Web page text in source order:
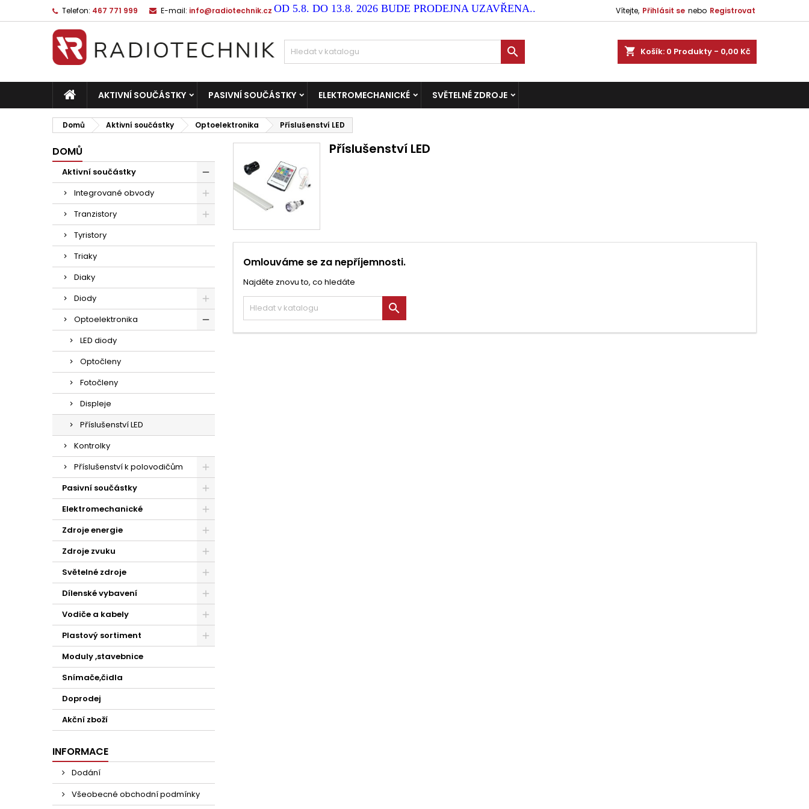
OD 5.8. DO 13.8. 2026 BUDE PRODEJNA UZAVŘENA..
Telefon: 467 771 999 E-mail: info@radiotechnik.cz Vítejte, Přihlásit se nebo Registrovat
shopping_cart Košík: 0 Produkty - 0,00 Kč

AKTIVNÍ SOUČÁSTKY PASIVNÍ SOUČÁSTKY ELEKTROMECHANICKÉ SVĚTELNÉ ZDROJE
Domů Aktivní součástky Optoelektronika Příslušenství LED
DOMŮ
Aktivní součástky
Integrované obvody
Tranzistory
Tyristory
Triaky
Diaky
Diody
Optoelektronika
LED diody
Optočleny
Fotočleny
Displeje
Příslušenství LED
Kontrolky
Příslušenství k polovodičům
Pasivní součástky
Elektromechanické
Zdroje energie
Zdroje zvuku
Světelné zdroje
Dílenské vybavení
Vodiče a kabely
Plastový sortiment
Moduly ,stavebnice
Snímače,čidla
Doprodej
Akční zboží
INFORMACE
Dodání
Všeobecné obchodní podmínky
Příslušenství LED
Omlouváme se za nepříjemnosti.
Najděte znovu to, co hledáte
